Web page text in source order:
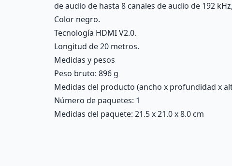
de audio de hasta 8 canales de audio de 192
Color negro.
Tecnología HDMI V2.0.
Longitud de 20 metros.
Medidas y pesos
Peso bruto: 896 g
Medidas del producto (ancho x profundidad x
Número de paquetes: 1
Medidas del paquete: 21.5 x 21.0 x 8.0 cm